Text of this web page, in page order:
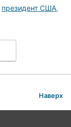
президент США,
Наверх